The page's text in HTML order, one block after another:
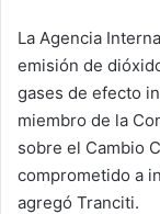
La Agencia
emisión de
gases de efecto
miembro de la
sobre el Cambio
comprometido a
agregó Tranciti.